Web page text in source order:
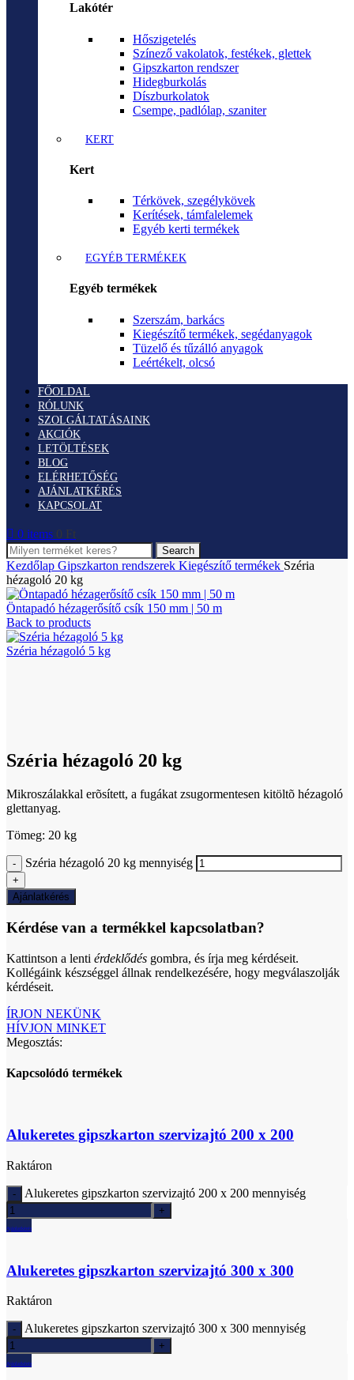
Lakótér
Hőszigetelés
Színező vakolatok, festékek, glettek
Gipszkarton rendszer
Hidegburkolás
Díszburkolatok
Csempe, padlólap, szaniter
KERT
Kert
Térkövek, szegélykövek
Kerítések, támfalelemek
Egyéb kerti termékek
EGYÉB TERMÉKEK
Egyéb termékek
Szerszám, barkács
Kiegészítő termékek, segédanyagok
Tüzelő és tűzálló anyagok
Leértékelt, olcsó
FŐOLDAL
RÓLUNK
SZOLGÁLTATÁSAINK
AKCIÓK
LETÖLTÉSEK
BLOG
ELÉRHETŐSÉG
AJÁNLATKÉRÉS
KAPCSOLAT
0 items 0 Ft
Search
Kezdőlap Gipszkarton rendszerek Kiegészítő termékek Széria
hézagoló 20 kg
Öntapadó hézagerősítő csík 150 mm | 50 m
Back to products
Széria hézagoló 5 kg
Széria hézagoló 20 kg
Mikroszálakkal erõsített, a fugákat zsugormentesen kitöltõ hézagoló
glettanyag.
Tömeg: 20 kg
Széria hézagoló 20 kg mennyiség
Ajánlatkérés
Kérdése van a termékkel kapcsolatban?
Kattintson a lenti érdeklődés gombra, és írja meg kérdéseit.
Kollégáink készséggel állnak rendelkezésére, hogy megválaszolják
kérdéseit.
ÍRJON NEKÜNK
HÍVJON MINKET
Megosztás:
Kapcsolódó termékek
Alukeretes gipszkarton szervizajtó 200 x 200
Raktáron
Alukeretes gipszkarton szervizajtó 200 x 200 mennyiség
Ajánlatkérés
Alukeretes gipszkarton szervizajtó 300 x 300
Raktáron
Alukeretes gipszkarton szervizajtó 300 x 300 mennyiség
Ajánlatkérés